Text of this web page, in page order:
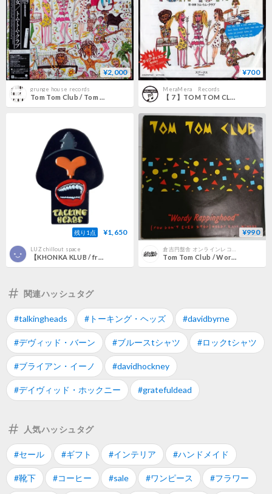
¥2,000
grunge house records
Tom Tom Club / Tom Tom Club
¥700
MeraMera Records
【 7 】TOM TOM CLUB / Wordy rappinghood （おしゃべり魔女 ）
残り1点 ¥1,650
LUZ chillout space
【KHONKA KLUB / from CANADA】"Psycho Killer" pin badge (kk-b-38)
¥990
倉吉円盤舎 オンラインレコードショップ
Tom Tom Club / Wordy Rappinghood (7inch)
関連ハッシュタグ
#talkingheads #トーキング・ヘッズ #davidbyrne
#デヴィッド・バーン #ブルースtシャツ #ロックtシャツ
#ブライアン・イーノ #davidhockney
#デイヴィッド・ホックニー #gratefuldead
人気ハッシュタグ
#セール #ギフト #インテリア #ハンドメイド
#靴下 #コーヒー #sale #ワンピース #フラワー